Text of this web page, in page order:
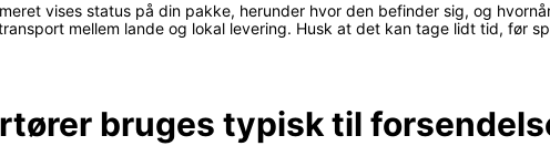
vises status på din pakke, herunder hvor den befinder sig, og
mellem lande og lokal levering. Husk at det kan tage lidt tid, før
bruges typisk til